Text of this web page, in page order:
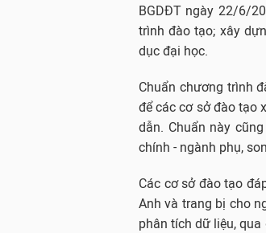
BGDĐT ngày 22/6/
trình đào tạo; xây
dục đại học.
Chuẩn chương trình
để các cơ sở đào tạo
dẫn. Chuẩn này
chính - ngành phụ,
Các cơ sở đào tạo
Anh và trang bị cho
phân tích dữ liệu,